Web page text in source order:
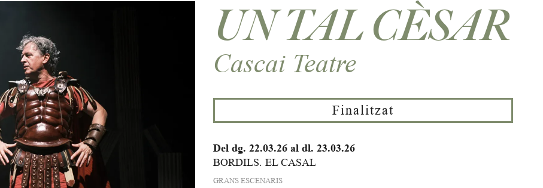
UN TAL CÈSAR
Cascai Teatre
Finalitzat
Del dg. 22.03.26 al dl. 23.03.26
BORDILS. EL CASAL
GRANS ESCENARIS